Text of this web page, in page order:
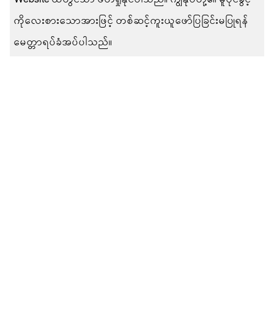
ကိုလေးစားသောအားဖြင့် တစ်ဆင့်ကူးယူဖော်ပြခြင်းမပြုရန်
မေတ္တာရပ်ခံအပ်ပါသည်။